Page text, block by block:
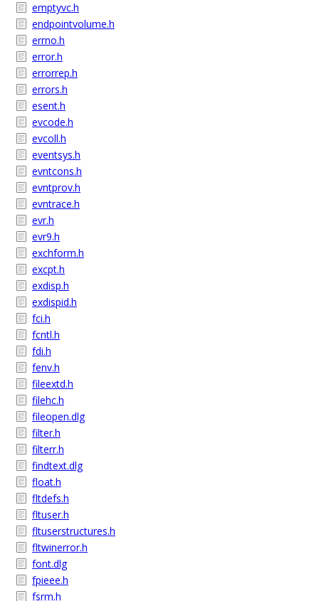
emptyvc.h
endpointvolume.h
errno.h
error.h
errorrep.h
errors.h
esent.h
evcode.h
evcoll.h
eventsys.h
evntcons.h
evntprov.h
evntrace.h
evr.h
evr9.h
exchform.h
excpt.h
exdisp.h
exdispid.h
fci.h
fcntl.h
fdi.h
fenv.h
fileextd.h
filehc.h
fileopen.dlg
filter.h
filterr.h
findtext.dlg
float.h
fltdefs.h
fltuser.h
fltuserstructures.h
fltwinerror.h
font.dlg
fpieee.h
fsrm.h